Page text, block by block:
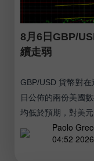
8月6日GBP/
續走弱
GBP/USD 貨幣對
日公佈的兩份美國
均低於預期，對美元
Paolo
04:52